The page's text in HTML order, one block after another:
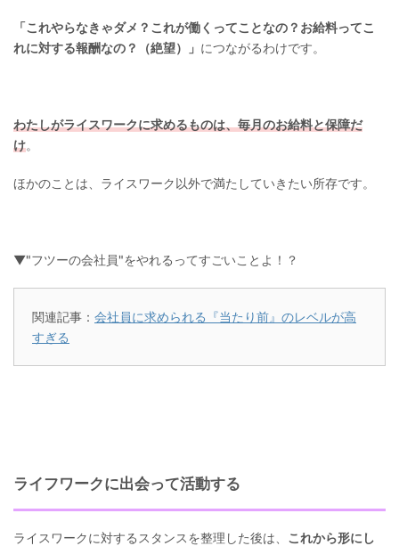
「これやらなきゃダメ？これが働くってことなの？お給料ってこ
れに対する報酬なの？（絶望）」 につながるわけです。
わたしがライスワークに求めるものは、毎月のお給料と保障だ
け。
ほかのことは、ライスワーク以外で満たしていきたい所存です。
▼"フツーの会社員"をやれるってすごいことよ！？
関連記事： 会社員に求められる『当たり前』のレベルが高
すぎる
ライフワークに出会って活動する
ライスワークに対するスタンスを整理した後は、 これから形にし